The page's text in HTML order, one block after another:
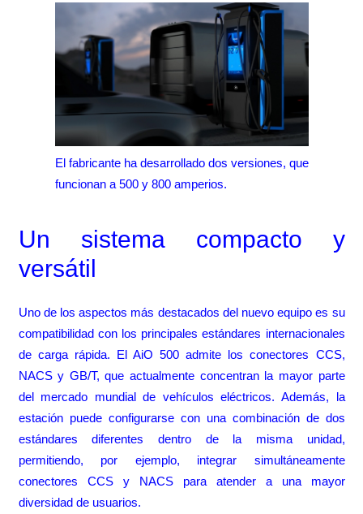
El fabricante ha desarrollado dos versiones, que
funcionan a 500 y 800 amperios.
Un sistema compacto y
versátil
Uno de los aspectos más destacados del nuevo equipo es su
compatibilidad con los principales estándares internacionales
de carga rápida. El AiO 500 admite los conectores CCS,
NACS y GB/T, que actualmente concentran la mayor parte
del mercado mundial de vehículos eléctricos. Además, la
estación puede configurarse con una combinación de dos
estándares diferentes dentro de la misma unidad,
permitiendo, por ejemplo, integrar simultáneamente
conectores CCS y NACS para atender a una mayor
diversidad de usuarios.